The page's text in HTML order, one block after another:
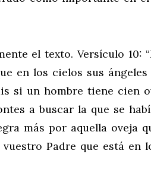
el texto. Versículo 10:
en los cielos sus
si un hombre tiene cien
a buscar la que se
más por aquella oveja
Padre que está en